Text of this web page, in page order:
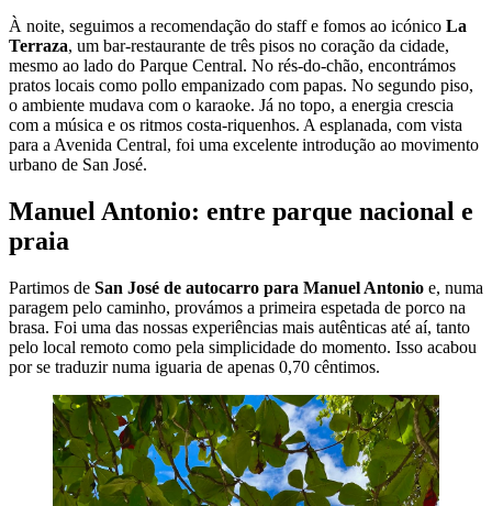
À noite, seguimos a recomendação do staff e fomos ao icónico La
Terraza, um bar-restaurante de três pisos no coração da cidade,
mesmo ao lado do Parque Central. No rés-do-chão, encontrámos
pratos locais como pollo empanizado com papas. No segundo piso,
o ambiente mudava com o karaoke. Já no topo, a energia crescia
com a música e os ritmos costa-riquenhos. A esplanada, com vista
para a Avenida Central, foi uma excelente introdução ao movimento
urbano de San José.
Manuel Antonio: entre parque nacional e
praia
Partimos de San José de autocarro para Manuel Antonio e, numa
paragem pelo caminho, provámos a primeira espetada de porco na
brasa. Foi uma das nossas experiências mais autênticas até aí, tanto
pelo local remoto como pela simplicidade do momento. Isso acabou
por se traduzir numa iguaria de apenas 0,70 cêntimos.